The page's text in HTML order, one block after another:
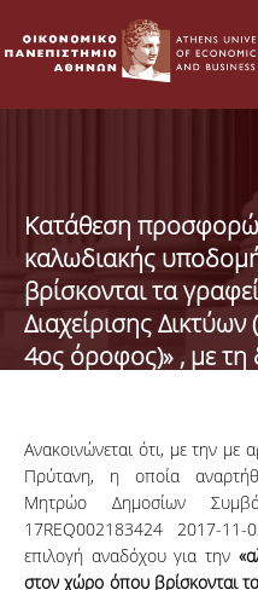
Κατάθεση
καλωδιακής
βρίσκονται τα
Διαχείρισης
4ος όροφος)» , με τη
Ανακοινώνεται ότι, με την
Πρύτανη, η οποία
Μητρώο Δημοσίων
17REQ002183424 2017-11-
επιλογή αναδόχου για την
στον χώρο όπου βρίσκονται